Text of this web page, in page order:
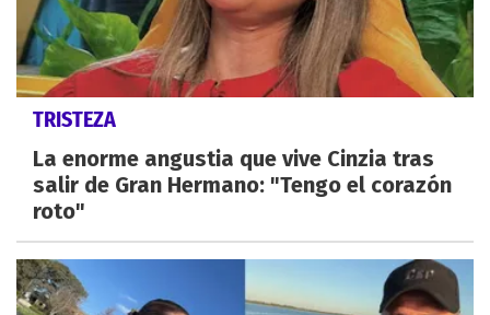
TRISTEZA
La enorme angustia que vive Cinzia tras
salir de Gran Hermano: "Tengo el corazón
roto"